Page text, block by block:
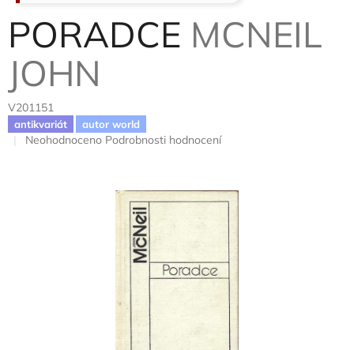
PORADCE MCNEIL
JOHN
V201151
antikvariát autor world
Průměrné
Neohodnoceno Podrobnosti hodnocení